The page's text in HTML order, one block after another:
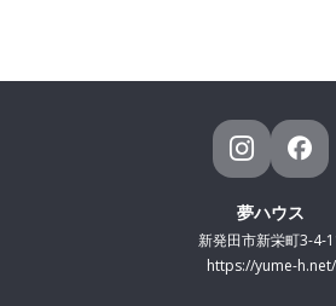
夢ハウス
新発田市新栄町3-4-
https://yume-h.net/